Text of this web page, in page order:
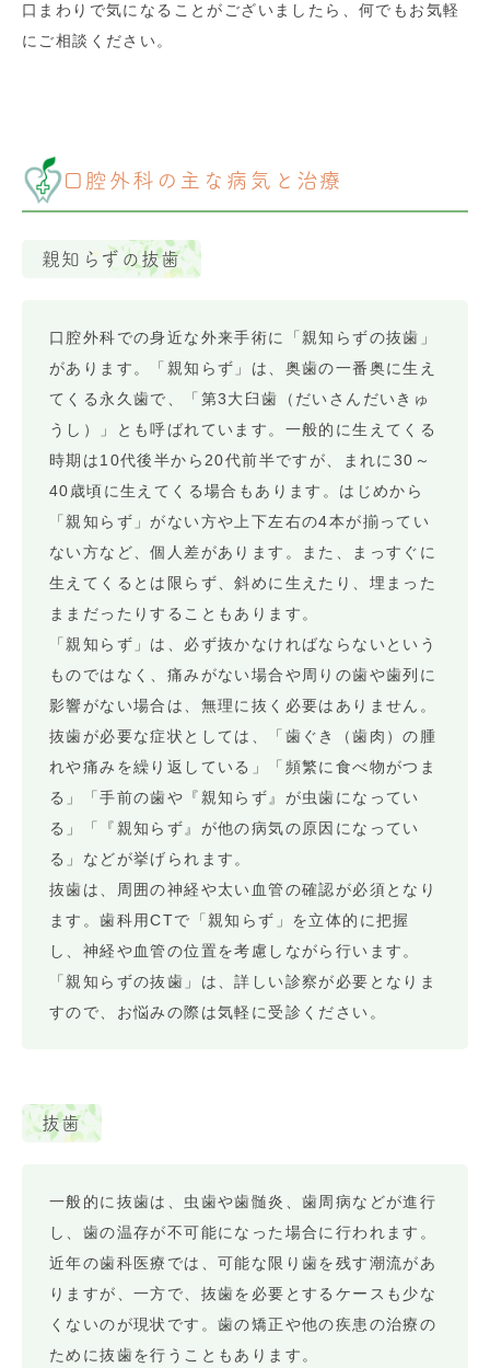
口まわりで気になることがございましたら、何でもお気軽
にご相談ください。
口腔外科の主な病気と治療
親知らずの抜歯
口腔外科での身近な外来手術に「親知らずの抜歯」
があります。「親知らず」は、奥歯の一番奥に生え
てくる永久歯で、「第3大臼歯（だいさんだいきゅ
うし）」とも呼ばれています。一般的に生えてくる
時期は10代後半から20代前半ですが、まれに30～
40歳頃に生えてくる場合もあります。はじめから
「親知らず」がない方や上下左右の4本が揃ってい
ない方など、個人差があります。また、まっすぐに
生えてくるとは限らず、斜めに生えたり、埋まった
ままだったりすることもあります。
「親知らず」は、必ず抜かなければならないという
ものではなく、痛みがない場合や周りの歯や歯列に
影響がない場合は、無理に抜く必要はありません。
抜歯が必要な症状としては、「歯ぐき（歯肉）の腫
れや痛みを繰り返している」「頻繁に食べ物がつま
る」「手前の歯や『親知らず』が虫歯になってい
る」「『親知らず』が他の病気の原因になってい
る」などが挙げられます。
抜歯は、周囲の神経や太い血管の確認が必須となり
ます。歯科用CTで「親知らず」を立体的に把握
し、神経や血管の位置を考慮しながら行います。
「親知らずの抜歯」は、詳しい診察が必要となりま
すので、お悩みの際は気軽に受診ください。
抜歯
一般的に抜歯は、虫歯や歯髄炎、歯周病などが進行
し、歯の温存が不可能になった場合に行われます。
近年の歯科医療では、可能な限り歯を残す潮流があ
りますが、一方で、抜歯を必要とするケースも少な
くないのが現状です。歯の矯正や他の疾患の治療の
ために抜歯を行うこともあります。